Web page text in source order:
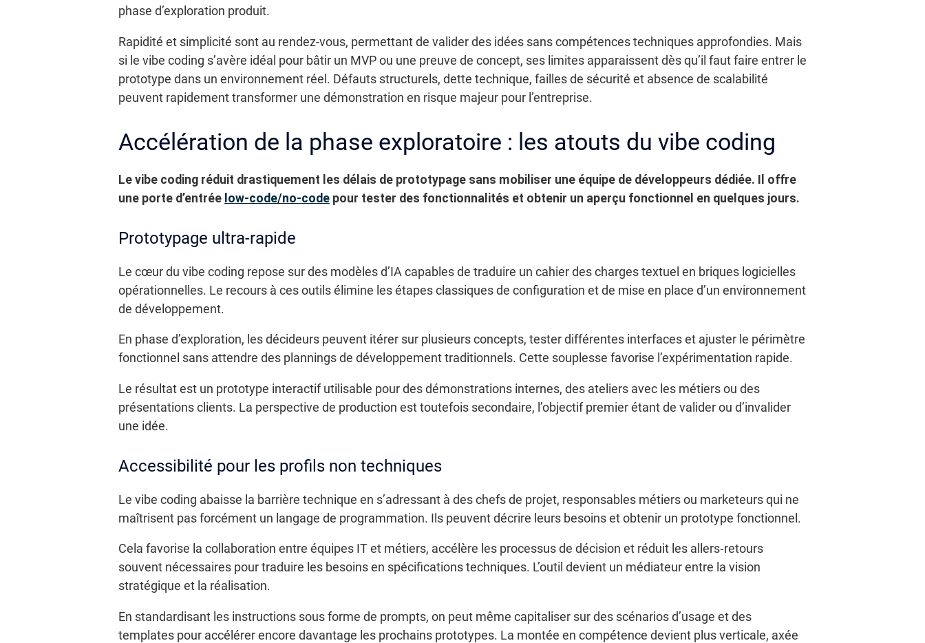
phase d’exploration produit.
Rapidité et simplicité sont au rendez-vous, permettant de valider des idées sans compétences techniques approfondies. Mais
si le vibe coding s’avère idéal pour bâtir un MVP ou une preuve de concept, ses limites apparaissent dès qu’il faut faire entrer le
prototype dans un environnement réel. Défauts structurels, dette technique, failles de sécurité et absence de scalabilité
peuvent rapidement transformer une démonstration en risque majeur pour l’entreprise.
Accélération de la phase exploratoire : les atouts du vibe coding
Le vibe coding réduit drastiquement les délais de prototypage sans mobiliser une équipe de développeurs dédiée. Il offre
une porte d’entrée low-code/no-code pour tester des fonctionnalités et obtenir un aperçu fonctionnel en quelques jours.
Prototypage ultra-rapide
Le cœur du vibe coding repose sur des modèles d’IA capables de traduire un cahier des charges textuel en briques logicielles
opérationnelles. Le recours à ces outils élimine les étapes classiques de configuration et de mise en place d’un environnement
de développement.
En phase d’exploration, les décideurs peuvent itérer sur plusieurs concepts, tester différentes interfaces et ajuster le périmètre
fonctionnel sans attendre des plannings de développement traditionnels. Cette souplesse favorise l’expérimentation rapide.
Le résultat est un prototype interactif utilisable pour des démonstrations internes, des ateliers avec les métiers ou des
présentations clients. La perspective de production est toutefois secondaire, l’objectif premier étant de valider ou d’invalider
une idée.
Accessibilité pour les profils non techniques
Le vibe coding abaisse la barrière technique en s’adressant à des chefs de projet, responsables métiers ou marketeurs qui ne
maîtrisent pas forcément un langage de programmation. Ils peuvent décrire leurs besoins et obtenir un prototype fonctionnel.
Cela favorise la collaboration entre équipes IT et métiers, accélère les processus de décision et réduit les allers‐retours
souvent nécessaires pour traduire les besoins en spécifications techniques. L’outil devient un médiateur entre la vision
stratégique et la réalisation.
En standardisant les instructions sous forme de prompts, on peut même capitaliser sur des scénarios d’usage et des
templates pour accélérer encore davantage les prochains prototypes. La montée en compétence devient plus verticale, axée